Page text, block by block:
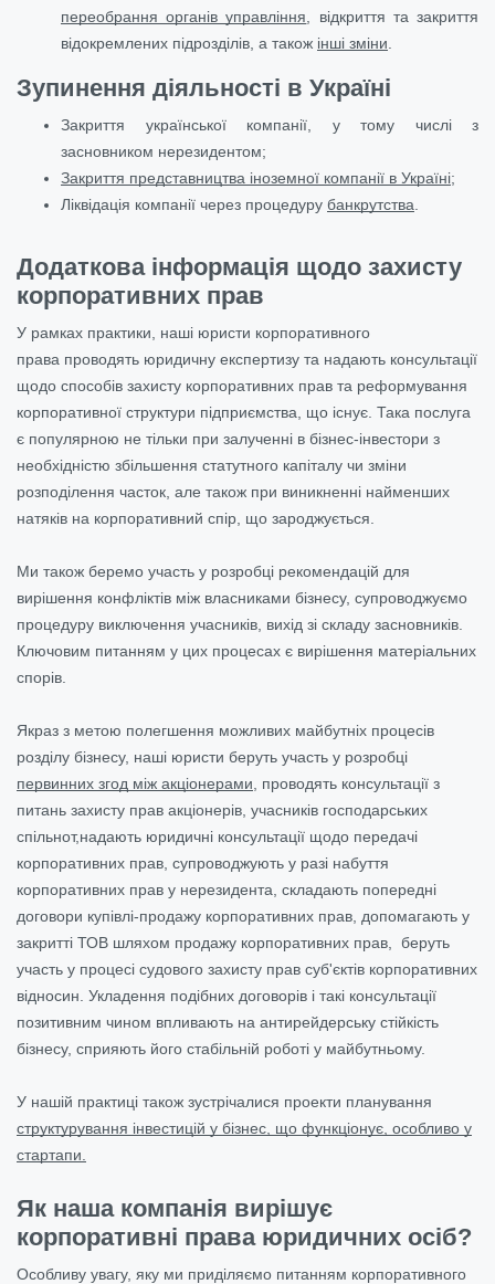
переобрання органів управління , відкриття та закриття
відокремлених підрозділів, а також інші зміни
Зупинення діяльності в Україні
Закриття української компанії, у тому числі з
засновником нерезидентом;
Закриття представництва іноземної компанії в Україні;
Ліквідація компанії через процедуру банкрутства
Додаткова інформація щодо захисту
корпоративних прав
У рамках практики, наші юристи корпоративного
права проводять юридичну експертизу та надають консультації
щодо способів захисту корпоративних прав та реформування
корпоративної структури підприємства, що існує. Така послуга
є популярною не тільки при залученні в бізнес-інвестори з
необхідністю збільшення статутного капіталу чи зміни
розподілення часток, але також при виникненні найменших
натяків на корпоративний спір, що зароджується.
Ми також беремо участь у розробці рекомендацій для
вирішення конфліктів між власниками бізнесу, супроводжуємо
процедуру виключення учасників, вихід зі складу засновників.
Ключовим питанням у цих процесах є вирішення матеріальних
спорів.
Якраз з метою полегшення можливих майбутніх процесів
розділу бізнесу, наші юристи беруть участь у розробці
первинних згод між акціонерами , проводять консультації з
питань захисту прав акціонерів, учасників господарських
спільнот,надають юридичні консультації щодо передачі
корпоративних прав, супроводжують у разі набуття
корпоративних прав у нерезидента, складають попередні
договори купівлі-продажу корпоративних прав, допомагають у
закритті ТОВ шляхом продажу корпоративних прав, беруть
участь у процесі судового захисту прав суб'єктів корпоративних
відносин. Укладення подібних договорів і такі консультації
позитивним чином впливають на антирейдерську стійкість
бізнесу, сприяють його стабільній роботі у майбутньому.
У нашій практиці також зустрічалися проекти планування
структурування інвестицій у бізнес, що функціонує, особливо у
стартапи.
Як наша компанія вирішує
корпоративні права юридичних осіб?
Особливу увагу, яку ми приділяємо питанням корпоративного